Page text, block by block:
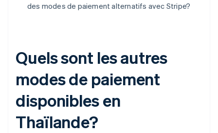
des modes de paiement alternatifs avec Stripe?
Quels sont les autres
modes de paiement
disponibles en
Thaïlande?